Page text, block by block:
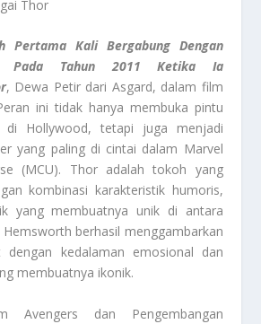
Thor
Pertama Kali Bergabung Dengan
Pada Tahun 2011 Ketika Ia
, Dewa Petir dari Asgard, dalam film
ini tidak hanya membuka pintu
di Hollywood, tetapi juga menjadi
yang paling di cintai dalam Marvel
(MCU). Thor adalah tokoh yang
kombinasi karakteristik humoris,
yang membuatnya unik di antara
Hemsworth berhasil menggambarkan
dengan kedalaman emosional dan
membuatnya ikonik.
Avengers dan Pengembangan